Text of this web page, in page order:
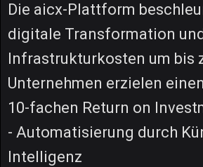
Die aicx-Plattform
digitale Transformation
Infrastrukturkosten um bis
Unternehmen erzielen
10-fachen Return on
- Automatisierung durch
Intelligenz